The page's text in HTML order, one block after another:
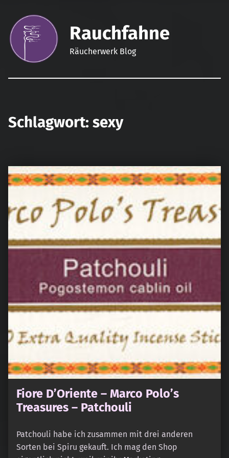
Rauchfahne
Räucherwerk Blog
Schlagwort: sexy
Fiore D’Oriente – Marco Polo’s
Treasures – Patchouli
Patchouli habe ich zusammen mit drei anderen
Sorten bei Spiru gekauft. Ich mag den Shop